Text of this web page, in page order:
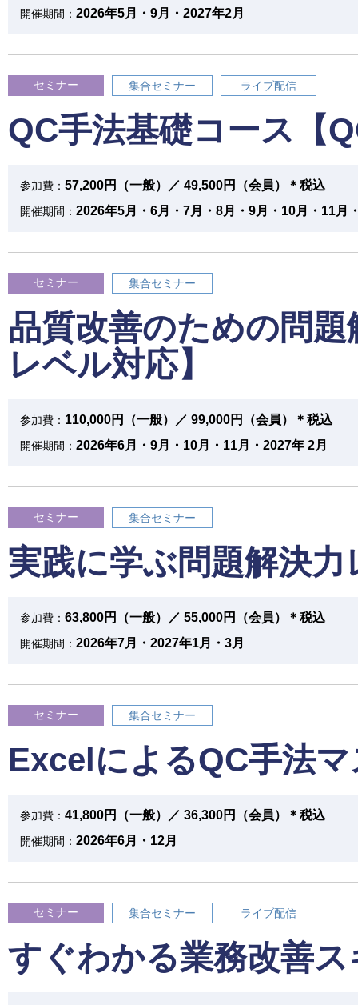
開催期間： 2026年5月・9月・2027年2月
セミナー 集合セミナー ライブ配信
QC手法基礎コース【
参加費： 57,200円（一般）／ 49,500円（会員）＊税込
開催期間： 2026年5月・6月・7月・8月・9月・10月・11月
セミナー 集合セミナー
品質改善のための問
レベル対応】
参加費： 110,000円（一般）／ 99,000円（会員）＊税込
開催期間： 2026年6月・9月・10月・11月・2027年 2月
セミナー 集合セミナー
実践に学ぶ問題解決
参加費： 63,800円（一般）／ 55,000円（会員）＊税込
開催期間： 2026年7月・2027年1月・3月
セミナー 集合セミナー
ExcelによるQC手法
参加費： 41,800円（一般）／ 36,300円（会員）＊税込
開催期間： 2026年6月・12月
セミナー 集合セミナー ライブ配信
すぐわかる業務改善